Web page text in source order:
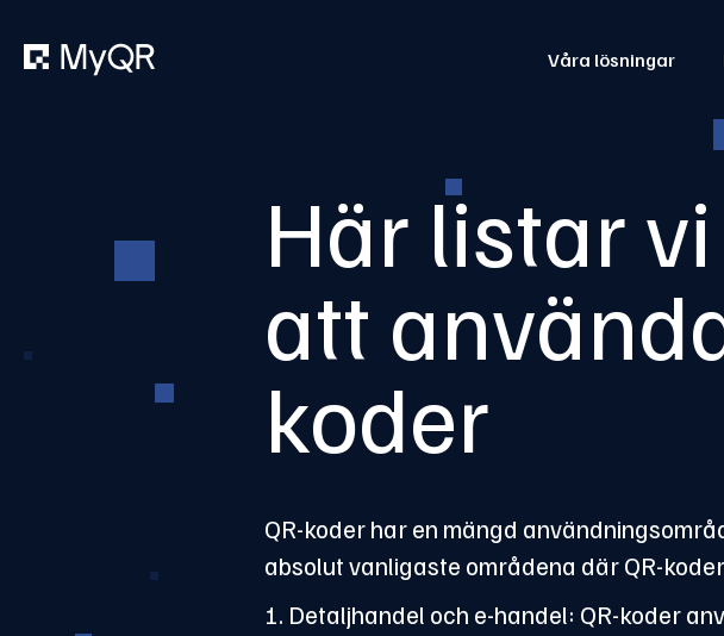
Våra lösningar
Här listar
att
koder
QR-koder har en mängd
absolut vanligaste områdena där QR-
1. Detaljhandel och e-handel: QR-koder